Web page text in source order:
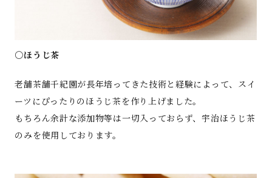
○ほうじ茶
老舗茶舗千紀園が長年培ってきた技術と経験によって、スイ
ーツにぴったりのほうじ茶を作り上げました。
もちろん余計な添加物等は一切入っておらず、宇治ほうじ茶
のみを使用しております。